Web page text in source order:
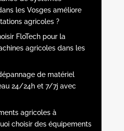
les Vosges améliore
agricoles ?
FloTech pour la
agricoles dans les
de matériel
24/24h et 7/7j avec
agricoles à
choisir des équipements